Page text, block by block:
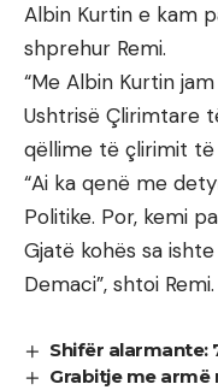
Albin Kurtin e kam
shprehur Remi.
“Me Albin Kurtin
Ushtrisë Çlirimtare
qëllime të çlirimit të
“Ai ka qenë me
Politike. Por, kemi
Gjatë kohës sa
Demaci”, shtoi Remi.
Shifër alarmante:
Grabitje me armë